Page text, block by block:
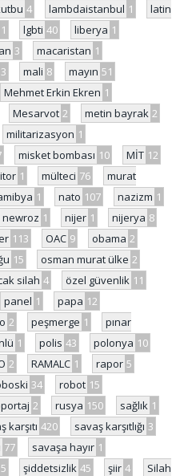
4 lambdaistanbul 1
latin
1 lgbti 40 liberya 1
3 macaristan 1
3 mali 8 mayın 51
Mehmet Erkin Ekren 1
Mesarvot 2 metin bayrak 2
militarizasyon 1
misket bombası 10 MİT 12
1 mülteci 76
murat
1 nato 107 nazizm 1
newroz 1 nijer 1 nijerya 8
113 OAC 9 obama 2
15 osman murat ülke 2
silah 4 özel güvenlik 11
panel 1 papa 12
2 peşmerge 1
pınar
1 polis 43 polonya 10
2 RAMALC 1 rapor 5
34 robot 15
2 rusya 150 sağlık 1
karşıtı 420 savaş karşıtlığı 3
77 savaşa hayır 1
5 şiddetsizlik 45 şiir 4
Silah